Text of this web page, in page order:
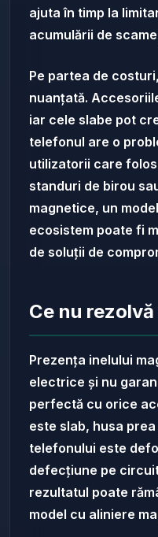
ajuta în timp la
acumulării de
Pe partea de
nuanțată.
iar cele slabe pot
telefonul are o
utilizatorii care
standuri de birou
magnetice, un
ecosistem poate fi
de soluții de
Ce nu
Prezența inelului
electrice și nu
perfectă cu orice
este slab, husa
telefonului este
defecțiune pe
rezultatul poate
model cu aliniere